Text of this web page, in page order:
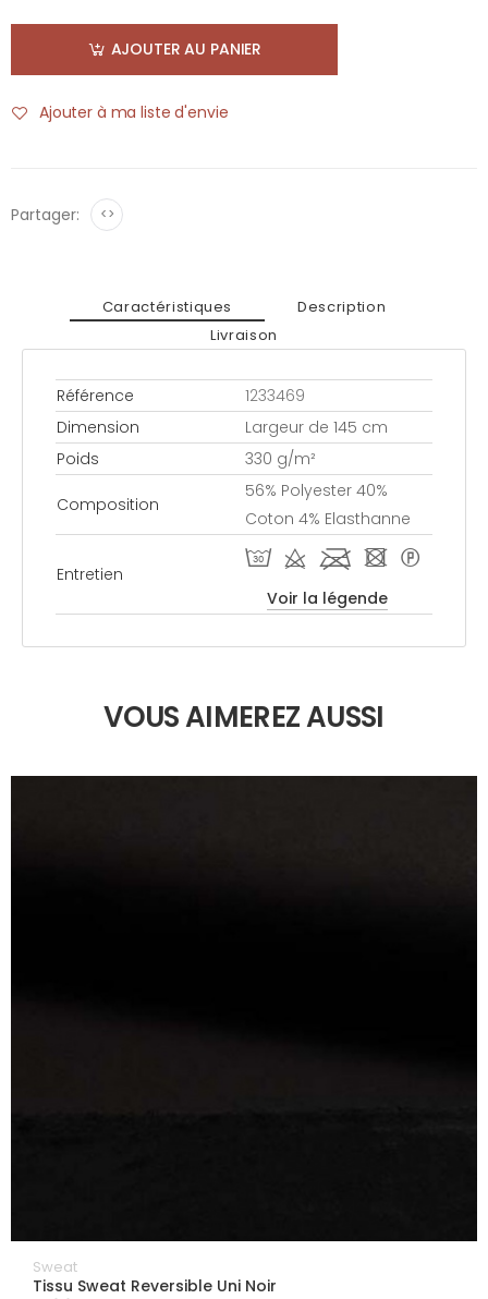
AJOUTER AU PANIER
Ajouter à ma liste d'envie
Partager: <>
Caractéristiques
Description
Livraison
Référence
1233469
Dimension
Largeur de 145 cm
Poids
330 g/m²
Composition
56% Polyester 40%
Coton 4% Elasthanne
Entretien
T d l - *
Voir la légende
VOUS AIMEREZ AUSSI
Sweat
Tissu Sweat Reversible Uni Noir